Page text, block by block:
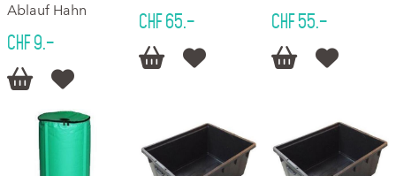
Ablauf Hahn
CHF 9.–
 
CHF 65.–
 
CHF 55.–
 